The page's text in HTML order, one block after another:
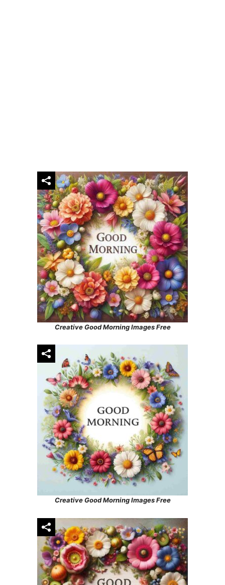
Creative Good Morning Images Free
Creative Good Morning Images Free